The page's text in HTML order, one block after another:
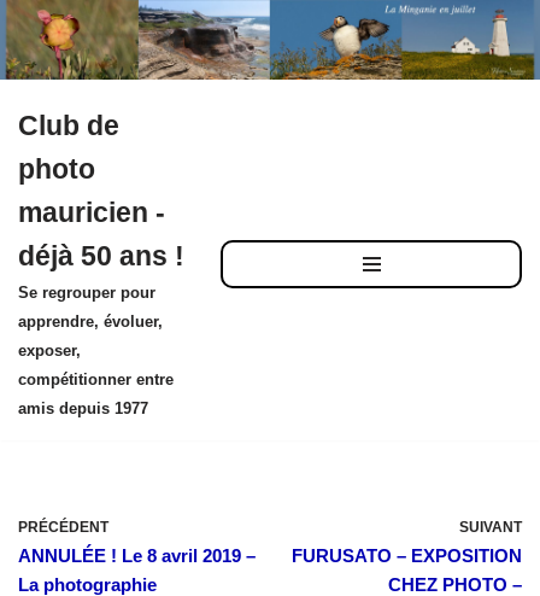
au
contenu
Club de
photo
mauricien -
déjà 50 ans !
Se regrouper pour
apprendre, évoluer,
exposer,
compétitionner entre
amis depuis 1977
PRÉCÉDENT
ANNULÉE ! Le 8 avril 2019 –
La photographie
SUIVANT
FURUSATO – EXPOSITION
CHEZ PHOTO –